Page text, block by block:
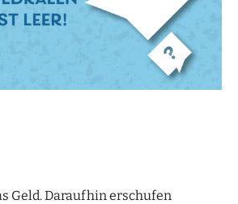
Geld. Daraufhin erschufen